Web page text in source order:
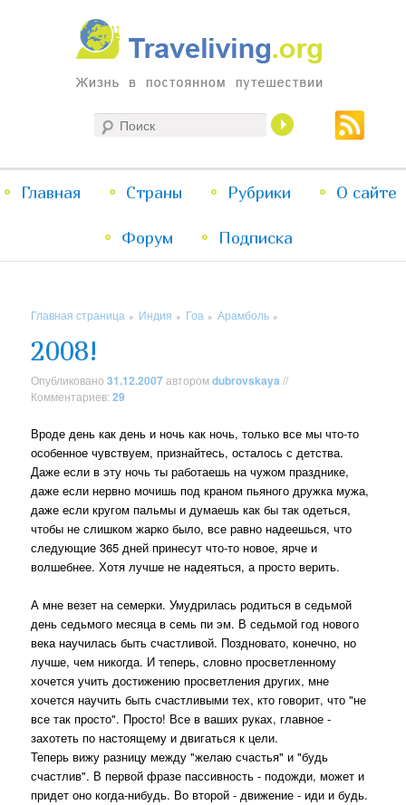
Traveliving
Жизнь в постоянном путешествии
меню
Перейти
к
Перейти
к
Главная Страны Рубрики О сайте
Форум Подписка
Главная страница » Индия » Гоа »Арамболь »
2008!
Опубликовано31.12.2007авторомdubrovskaya //
Комментариев:29
Вроде день как день и ночь как ночь, только все мы что-то
особенное чувствуем, признайтесь, осталось с детства.
Даже если в эту ночь ты работаешь на чужом празднике,
даже если нервно мочишь под краном пьяного дружка мужа,
даже если кругом пальмы и думаешь как бы так одеться,
чтобы не слишком жарко было, все равно надеешься, что
следующие 365 дней принесут что-то новое, ярче и
волшебнее. Хотя лучше не надеяться, а просто верить.
А мне везет на семерки. Умудрилась родиться в седьмой
день седьмого месяца в семь пи эм. В седьмой год нового
века научилась быть счастливой. Поздновато, конечно, но
лучше, чем никогда. И теперь, словно просветленному
хочется учить достижению просветления других, мне
хочется научить быть счастливыми тех, кто говорит, что "не
все так просто". Просто! Все в ваших руках, главное -
захотеть по настоящему и двигаться к цели.
Теперь вижу разницу между "желаю счастья" и "будь
счастлив". В первой фразе пассивность - подожди, может и
придет оно когда-нибудь. Во второй - движение - иди и будь.